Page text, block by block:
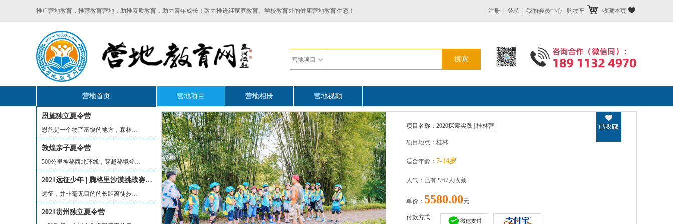
推广营地教育，推荐教育营地；助推素质教育，助力青年成长！致力推进继家庭教育、学校教育外的健康营地教育生态！ 注册 登录 我的会员中心 购物车 收藏本页
营地项目
营地首页 营地项目 营地相册 营地视频
恩施独立夏令营
恩施是一个物产富饶的地方，森林覆盖率...
敦煌亲子夏令营
500公里神秘西北环线，穿越秘境登陆“火...
2021远征少年 | 腾格里沙漠挑战赛，人生需要一次远征！
远征，并非毫无目的的长距离徒步，而是...
2021贵州独立夏令营
项目名称：2020探索实践 | 桂林营
项目地点：桂林
适合年龄： 7-14岁
人气：已有2767人收藏
单价： 5580.00元
付款方式: